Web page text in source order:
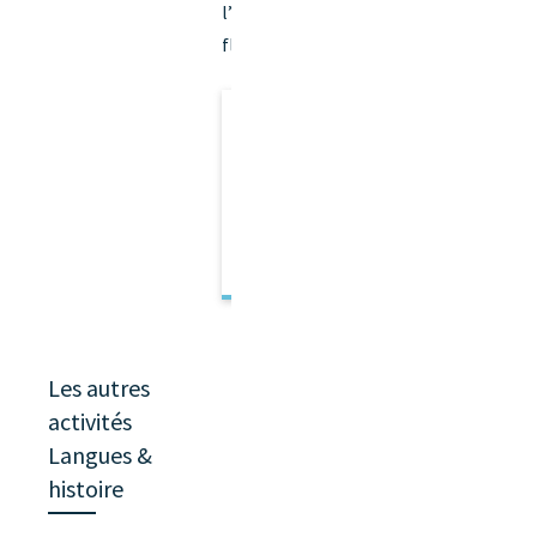
l’histoire du Pays
fléchois ?
Les autres
activités
Langues &
histoire